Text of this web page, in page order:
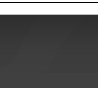
social media,